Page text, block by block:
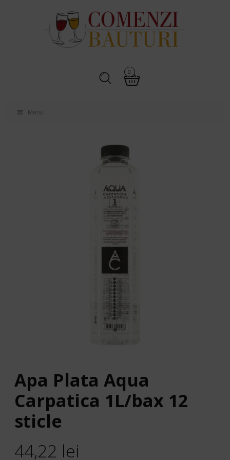
0
Menu
Apa Plata Aqua
Carpatica 1L/bax 12
sticle
44,22 lei